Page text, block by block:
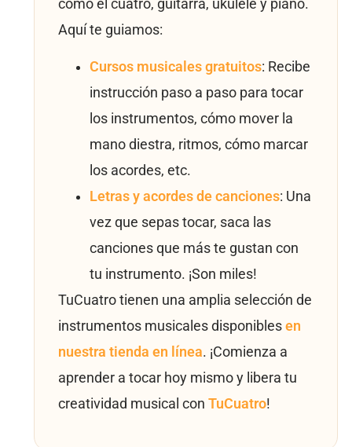
como el cuatro, guitarra, ukulele y piano.
Aquí te guiamos:
Cursos musicales gratuitos: Recibe
instrucción paso a paso para tocar
los instrumentos, cómo mover la
mano diestra, ritmos, cómo marcar
los acordes, etc.
Letras y acordes de canciones: Una
vez que sepas tocar, saca las
canciones que más te gustan con
tu instrumento. ¡Son miles!
TuCuatro tienen una amplia selección de
instrumentos musicales disponibles en
nuestra tienda en línea. ¡Comienza a
aprender a tocar hoy mismo y libera tu
creatividad musical con TuCuatro!